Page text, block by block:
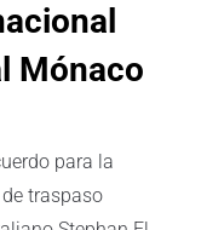
Mónaco
para la
traspaso